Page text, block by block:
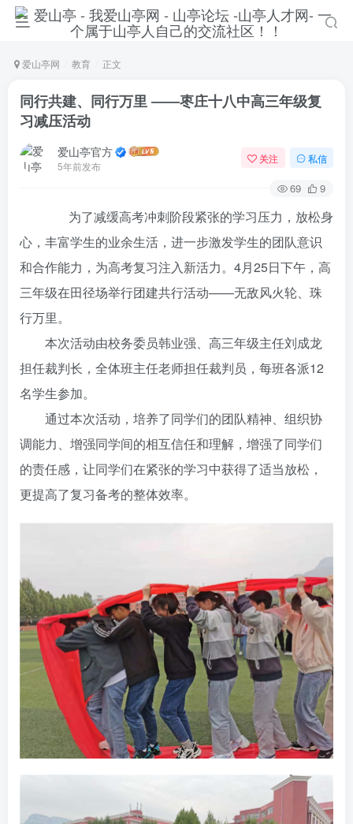
爱山亭网 教育 正文
同行共建、同行万里 ――枣庄十八中高三年级复
习减压活动
爱山亭官方
5年前发布
关注 私信
69 9
为了减缓高考冲刺阶段紧张的学习压力，放松身
心，丰富学生的业余生活，进一步激发学生的团队意识
和合作能力，为高考复习注入新活力。4月25日下午，高
三年级在田径场举行团建共行活动——无敌风火轮、珠
行万里。
本次活动由校务委员韩业强、高三年级主任刘成龙
担任裁判长，全体班主任老师担任裁判员，每班各派12
名学生参加。
通过本次活动，培养了同学们的团队精神、组织协
调能力、增强同学间的相互信任和理解，增强了同学们
的责任感，让同学们在紧张的学习中获得了适当放松，
更提高了复习备考的整体效率。
登录
没有账号？立即注册
手机号
记住登录 账号密码登录
登录
QQ登录
使用社交账号登录即表示同意